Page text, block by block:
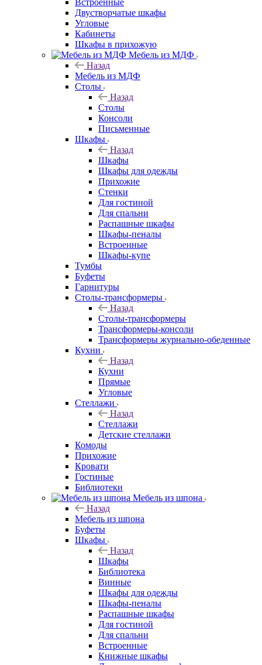
Встроенные
Двустворчатые шкафы
Угловые
Кабинеты
Шкафы в прихожую
Мебель из МДФ
Назад
Мебель из МДФ
Столы
Назад
Столы
Консоли
Письменные
Шкафы
Назад
Шкафы
Шкафы для одежды
Прихожие
Стенки
Для гостиной
Для спальни
Распашные шкафы
Шкафы-пеналы
Встроенные
Шкафы-купе
Тумбы
Буфеты
Гарнитуры
Столы-трансформеры
Назад
Столы-трансформеры
Трансформеры-консоли
Трансформеры журнально-обеденные
Кухни
Назад
Кухни
Прямые
Угловые
Стеллажи
Назад
Стеллажи
Детские стеллажи
Комоды
Прихожие
Кровати
Гостиные
Библиотеки
Мебель из шпона
Назад
Мебель из шпона
Буфеты
Шкафы
Назад
Шкафы
Библиотека
Винные
Шкафы для одежды
Шкафы-пеналы
Распашные шкафы
Для гостиной
Для спальни
Встроенные
Книжные шкафы